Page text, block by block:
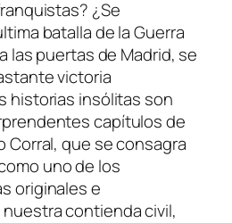
¿Se
batalla de la Guerra
las puertas de Madrid, se
victoria
historias insólitas son
capítulos de
Corral, que se consagra
uno de los
originales e
contienda civil,